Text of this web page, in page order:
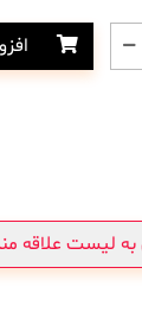
به لیست علاقه